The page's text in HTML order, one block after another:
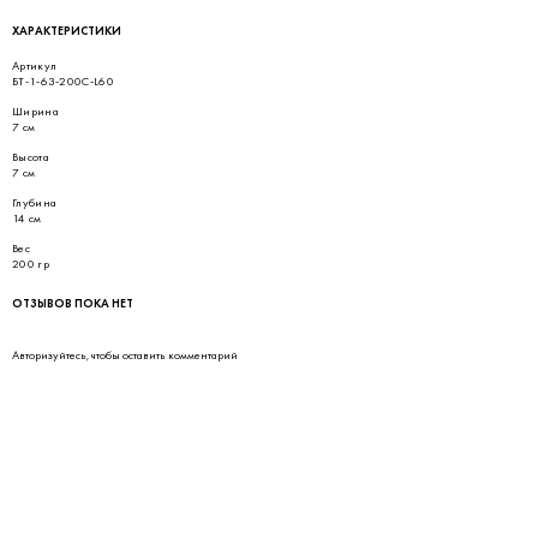
ХАРАКТЕРИСТИКИ
Артикул
БТ-1-63-200С-L60
Ширина
7 см
Высота
7 см
Глубина
14 см
Вес
200 гр
ОТЗЫВОВ ПОКА НЕТ
Авторизуйтесь, чтобы оставить комментарий